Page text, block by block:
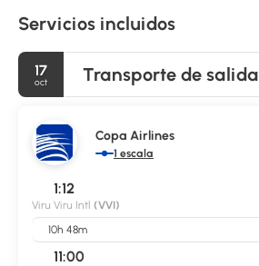
Servicios incluidos
17
oct Transporte de salida
Copa Airlines
1 escala
1:12
Viru Viru Intl (VVI)
10h 48m
11:00